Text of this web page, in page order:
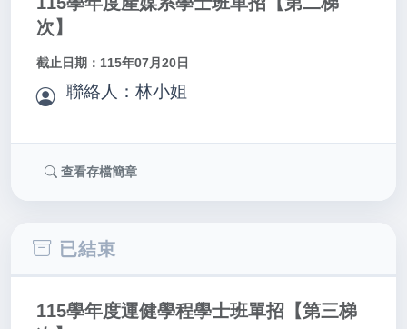
次】
截止日期：115年07月20日
聯絡人：林小姐
查看存檔簡章
已結束
115學年度運健學程學士班單招【第三梯